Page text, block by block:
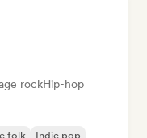
rockHip-hop
folk
Indie pop